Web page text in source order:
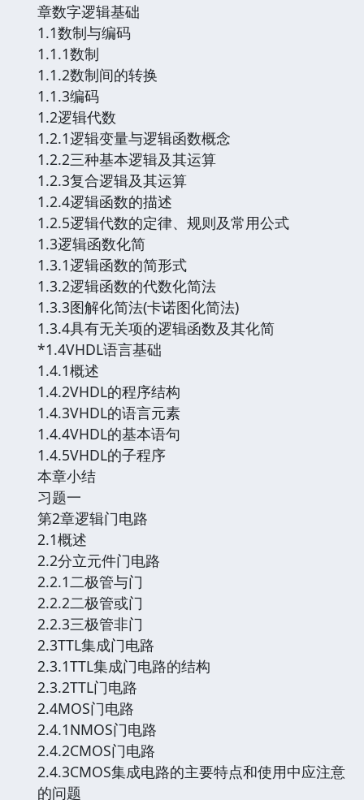
章数字逻辑基础
1.1数制与编码
1.1.1数制
1.1.2数制间的转换
1.1.3编码
1.2逻辑代数
1.2.1逻辑变量与逻辑函数概念
1.2.2三种基本逻辑及其运算
1.2.3复合逻辑及其运算
1.2.4逻辑函数的描述
1.2.5逻辑代数的定律、规则及常用公式
1.3逻辑函数化简
1.3.1逻辑函数的简形式
1.3.2逻辑函数的代数化简法
1.3.3图解化简法(卡诺图化简法)
1.3.4具有无关项的逻辑函数及其化简
*1.4VHDL语言基础
1.4.1概述
1.4.2VHDL的程序结构
1.4.3VHDL的语言元素
1.4.4VHDL的基本语句
1.4.5VHDL的子程序
本章小结
习题一
第2章逻辑门电路
2.1概述
2.2分立元件门电路
2.2.1二极管与门
2.2.2二极管或门
2.2.3三极管非门
2.3TTL集成门电路
2.3.1TTL集成门电路的结构
2.3.2TTL门电路
2.4MOS门电路
2.4.1NMOS门电路
2.4.2CMOS门电路
2.4.3CMOS集成电路的主要特点和使用中应注意
的问题